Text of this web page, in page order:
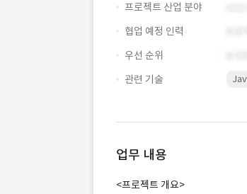
프로젝트 산업 분야
협업 예정 인력
우선 순위
관련 기술
업무 내용
<프로젝트 개요>